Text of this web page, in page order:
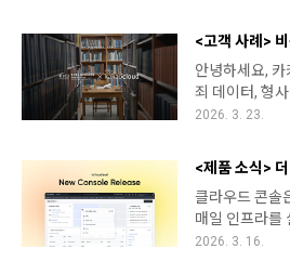
60% 줄이고
올리는 성과를
트업이 클라우
율화를 이뤄냈
만나 직접 들어
로봇 교육을 재
사업’을 통해
반 GPU 인프
수준의 성능을
과는 단순히
를 넘어, 대규
로 구현했다는
서 잠깐! 🖐️
사업이란? 대
위해 정부 주
고, 이를 산업
안녕하세요,
죄 데이터, 형
관까지..! 대한
까요? 📚 바로
관, 한국형사
다. 한정된 인
을 운영해 오
넘어 100% 컨
2026. 3. 23.
클라우드 콘솔
매일 인프라를
하는 엔지니어
2026. 3. 16.